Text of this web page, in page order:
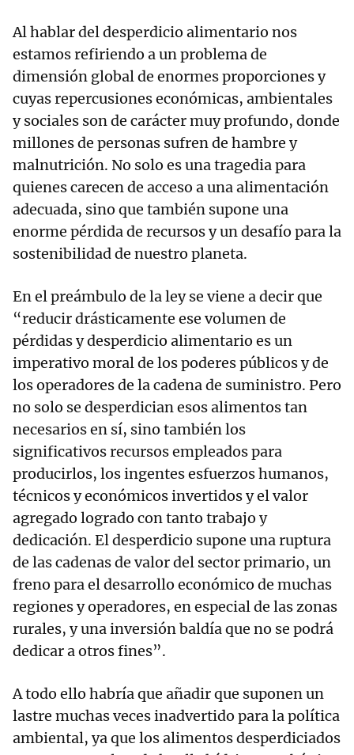
Al hablar del desperdicio alimentario nos
estamos refiriendo a un problema de
dimensión global de enormes proporciones y
cuyas repercusiones económicas, ambientales
y sociales son de carácter muy profundo, donde
millones de personas sufren de hambre y
malnutrición. No solo es una tragedia para
quienes carecen de acceso a una alimentación
adecuada, sino que también supone una
enorme pérdida de recursos y un desafío para la
sostenibilidad de nuestro planeta.
En el preámbulo de la ley se viene a decir que
“reducir drásticamente ese volumen de
pérdidas y desperdicio alimentario es un
imperativo moral de los poderes públicos y de
los operadores de la cadena de suministro. Pero
no solo se desperdician esos alimentos tan
necesarios en sí, sino también los
significativos recursos empleados para
producirlos, los ingentes esfuerzos humanos,
técnicos y económicos invertidos y el valor
agregado logrado con tanto trabajo y
dedicación. El desperdicio supone una ruptura
de las cadenas de valor del sector primario, un
freno para el desarrollo económico de muchas
regiones y operadores, en especial de las zonas
rurales, y una inversión baldía que no se podrá
dedicar a otros fines”.
A todo ello habría que añadir que suponen un
lastre muchas veces inadvertido para la política
ambiental, ya que los alimentos desperdiciados